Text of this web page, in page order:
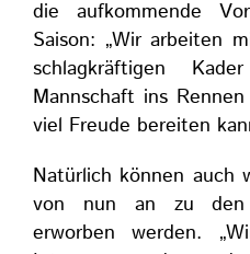
die aufkommende
Saison: „Wir arbeiten
schlagkräftigen
Mannschaft ins
viel Freude bereiten
Natürlich können auch
von nun an zu den
erworben werden.